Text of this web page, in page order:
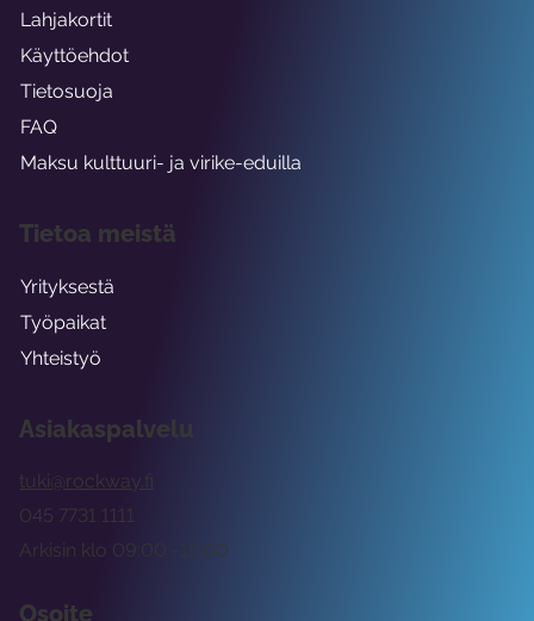
Asiakaspalvelu
tuki@rockway.fi
Arkisin klo 09:00 -15:00
045 7731 1111
Osoite
Lahjakortit
Käyttöehdot
Tietosuoja
FAQ
Maksu kulttuuri- ja virike-eduilla
Tietoa meistä
Yrityksestä
Työpaikat
Yhteistyö